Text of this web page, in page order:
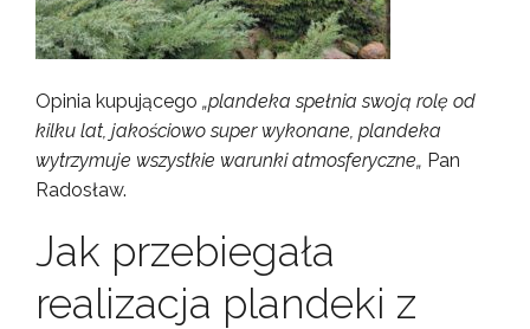
Opinia kupującego „plandeka spełnia swoją rolę od
kilku lat, jakościowo super wykonane, plandeka
wytrzymuje wszystkie warunki atmosferyczne„ Pan
Radosław.
Jak przebiegała
realizacja plandeki z